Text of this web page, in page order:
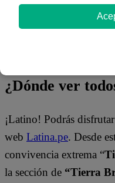
¿Dónde ver
¡Latino! Podrás
web Latina.pe. Desde
convivencia extrema “
la sección de “Tierra